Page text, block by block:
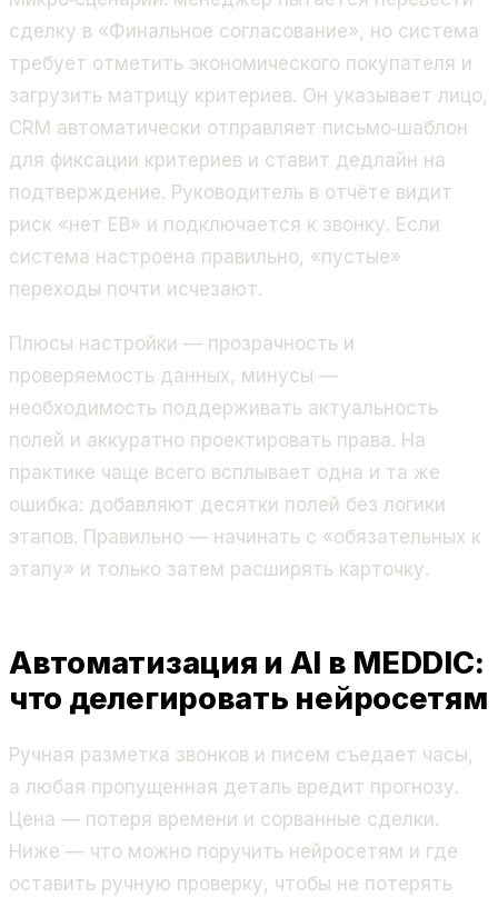
сделку в «Финальное согласование», но система
требует отметить экономического покупателя и
загрузить матрицу критериев. Он указывает лицо,
CRM автоматически отправляет письмо‑шаблон
для фиксации критериев и ставит дедлайн на
подтверждение. Руководитель в отчёте видит
риск «нет EB» и подключается к звонку. Если
система настроена правильно, «пустые»
переходы почти исчезают.
Плюсы настройки — прозрачность и
проверяемость данных, минусы —
необходимость поддерживать актуальность
полей и аккуратно проектировать права. На
практике чаще всего всплывает одна и та же
ошибка: добавляют десятки полей без логики
этапов. Правильно — начинать с «обязательных к
этапу» и только затем расширять карточку.
Автоматизация и AI в MEDDIC:
что делегировать нейросетям
Ручная разметка звонков и писем съедает часы,
а любая пропущенная деталь вредит прогнозу.
Цена — потеря времени и сорванные сделки.
Ниже — что можно поручить нейросетям и где
оставить ручную проверку, чтобы не потерять